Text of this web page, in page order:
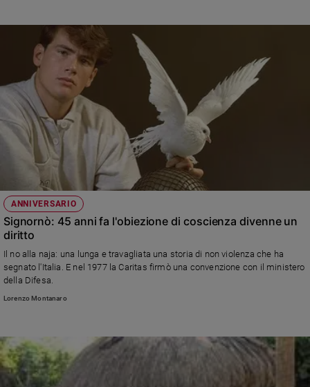
ANNIVERSARIO
Signornò: 45 anni fa l'obiezione di coscienza divenne un
diritto
Il no alla naja: una lunga e travagliata una storia di non violenza che ha
segnato l'Italia. E nel 1977 la Caritas firmò una convenzione con il ministero
della Difesa.
Lorenzo Montanaro